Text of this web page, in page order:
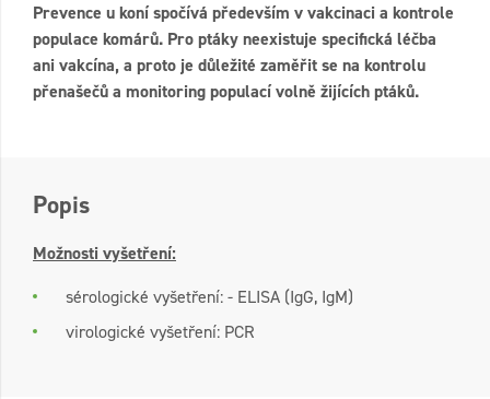
Prevence u koní spočívá především v vakcinaci a kontrole
populace komárů. Pro ptáky neexistuje specifická léčba
ani vakcína, a proto je důležité zaměřit se na kontrolu
přenašečů a monitoring populací volně žijících ptáků.
Popis
Možnosti vyšetření:
sérologické vyšetření: - ELISA (IgG, IgM)
virologické vyšetření: PCR